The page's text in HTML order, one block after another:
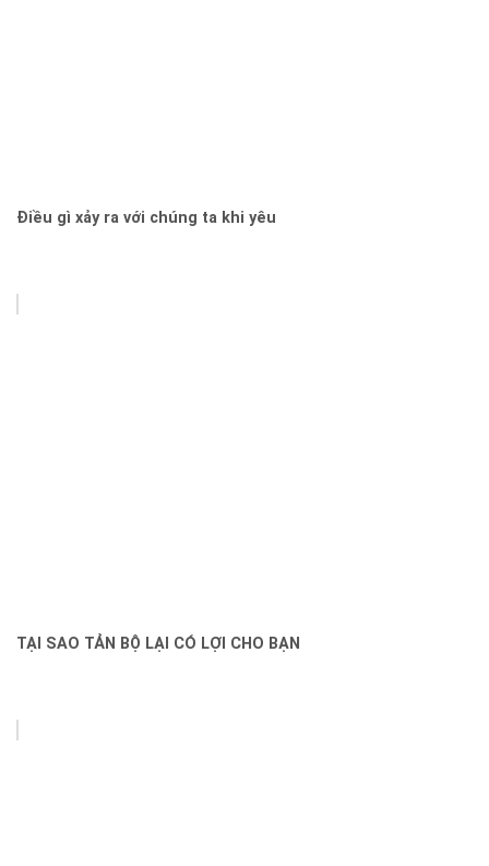
Điều gì xảy ra với chúng ta khi yêu
TẠI SAO TẢN BỘ LẠI CÓ LỢI CHO BẠN